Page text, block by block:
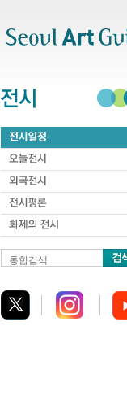
통합검색